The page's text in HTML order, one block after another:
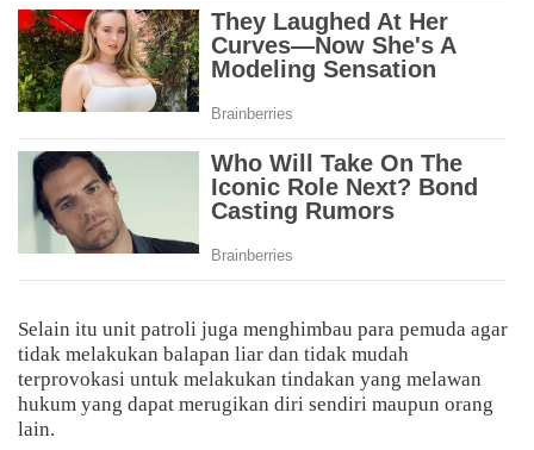
Selain itu unit patroli juga menghimbau para pemuda agar
tidak melakukan balapan liar dan tidak mudah
terprovokasi untuk melakukan tindakan yang melawan
hukum yang dapat merugikan diri sendiri maupun orang
lain.